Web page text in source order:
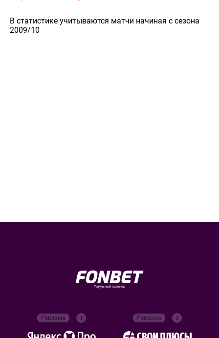
В статистике учитываются матчи начиная с сезона
2009/10
Титульный партнер
Реклама Реклама